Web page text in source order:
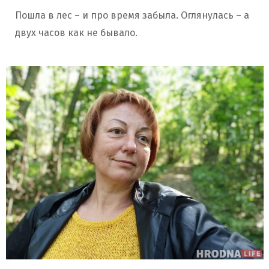
Пошла в лес – и про время забыла. Оглянулась – а
двух часов как не бывало.